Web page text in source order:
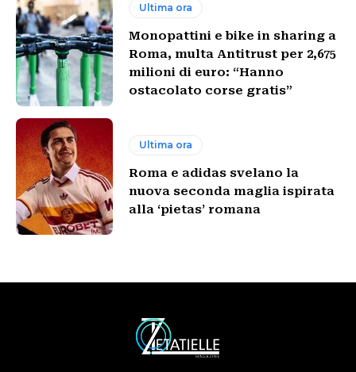
Ultima ora
Monopattini e bike in sharing a
Roma, multa Antitrust per 2,675
milioni di euro: “Hanno
ostacolato corse gratis”
Ultima ora
Roma e adidas svelano la
nuova seconda maglia ispirata
alla ‘pietas’ romana